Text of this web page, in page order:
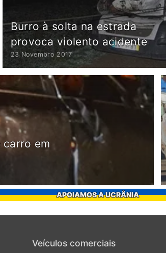
Burro à solta na estrada
provoca violento acidente
23 Novembro 2017
carro em
APOIAMOS A UCRÂNIA
Veículos comerciais